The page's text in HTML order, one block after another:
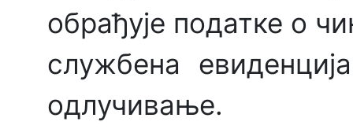
обрађује податке о
службена
одлучивање.